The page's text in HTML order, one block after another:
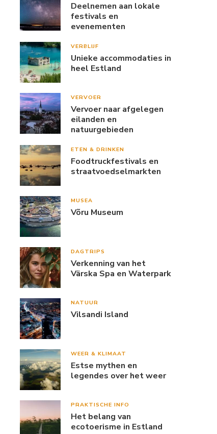
Deelnemen aan lokale
festivals en
evenementen
VERBLIJF
Unieke accommodaties in
heel Estland
VERVOER
Vervoer naar afgelegen
eilanden en
natuurgebieden
ETEN & DRINKEN
Foodtruckfestivals en
straatvoedselmarkten
MUSEA
Võru Museum
DAGTRIPS
Verkenning van het
Värska Spa en Waterpark
NATUUR
Vilsandi Island
WEER & KLIMAAT
Estse mythen en
legendes over het weer
PRAKTISCHE INFO
Het belang van
ecotoerisme in Estland